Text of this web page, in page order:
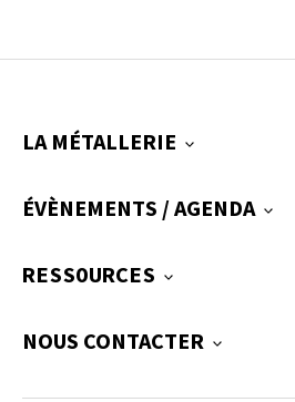
LA MÉTALLERIE
ÉVÈNEMENTS / AGENDA
RESSOURCES
NOUS CONTACTER